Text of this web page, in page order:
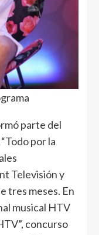
parte del
por la
Televisión y
tres meses. En
musical HTV
concurso